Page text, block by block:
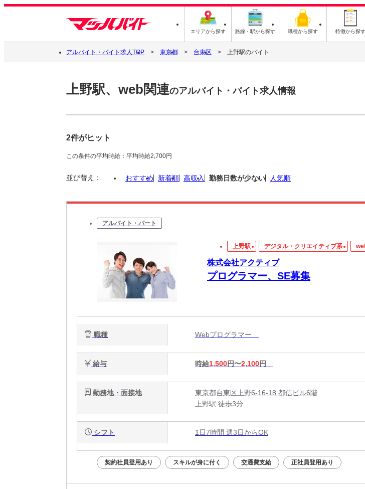
エリアから探す 路線・駅から探す 職種から探す 特徴から探す
アルバイト・バイト求人TOP 東京都 台東区 上野駅のバイト
上野駅、web関連のアルバイト・バイト求人情報
2件がヒット
この条件の平均時給：平均時給2,700円
並び替え： おすすめ 新着順 高収入 勤務日数が少ない 人気順
アルバイト・パート
上野駅 デジタル・クリエイティブ系
株式会社アクティブ
プログラマー、SE募集
職種 Webプログラマー
給与 時給1,500円〜2,100円
勤務地・面接地
東京都台東区上野6-16-18 都信ビル6階
上野駅 徒歩3分
シフト 1日7時間 週3日からOK
契約社員登用あり スキルが身に付く 交通費支給 正社員登用あり